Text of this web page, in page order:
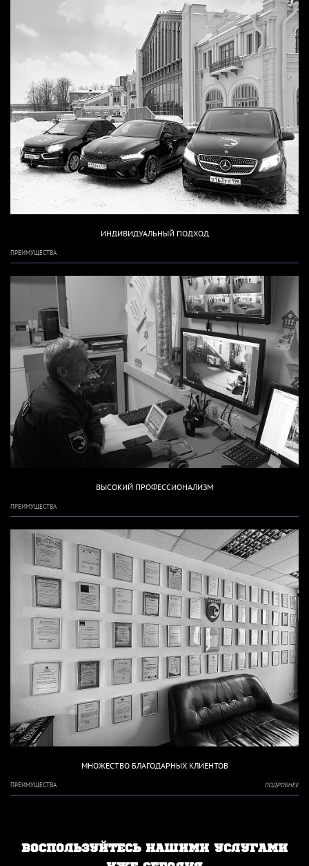
ИНДИВИДУАЛЬНЫЙ ПОДХОД
ПРЕИМУЩЕСТВА
ВЫСОКИЙ ПРОФЕССИОНАЛИЗМ
ПРЕИМУЩЕСТВА
МНОЖЕСТВО БЛАГОДАРНЫХ КЛИЕНТОВ
ПРЕИМУЩЕСТВА ПОДРОБНЕЕ
ВОСПОЛЬЗУЙТЕСЬ НАШИМИ УСЛУГАМИ